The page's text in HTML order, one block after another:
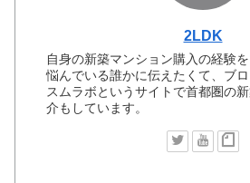
2LDK
自身の新築マンション購入の経験
悩んでいる誰かに伝えたくて、ブロ
スムラボというサイトで首都圏の
介もしています。